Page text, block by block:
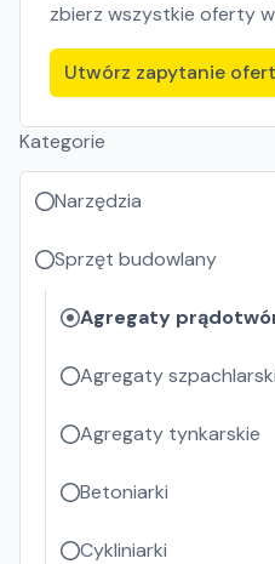
zbierz wszystkie oferty
Utwórz zapytanie
Kategorie
Narzędzia
Sprzęt budowlany
Agregaty
Agregaty
Agregaty tynkarskie
Betoniarki
Cykliniarki